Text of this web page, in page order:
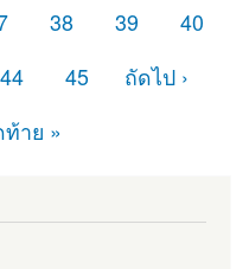
38 39
40
44 45
ถัดไป ›
าย »